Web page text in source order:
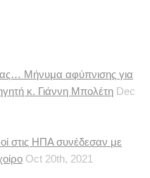
Μήνυμα αφύπνισης για
κ. Γιάννη Μπολέτη Dec
στις ΗΠΑ συνέδεσαν με
Oct 20th, 2021